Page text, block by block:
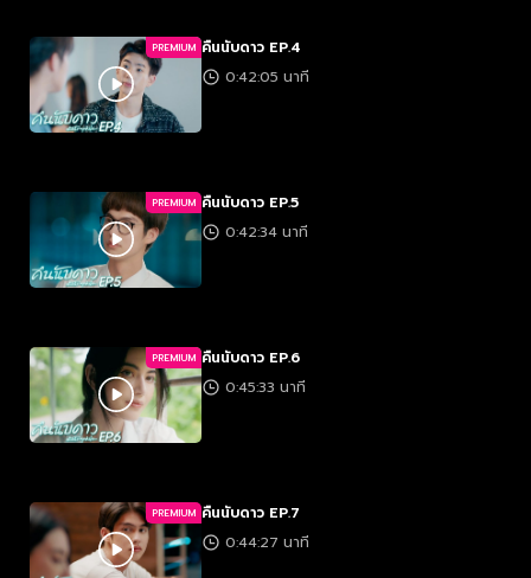
PREMIUM คืนนับดาว EP.4
0:42:05 นาที
PREMIUM คืนนับดาว EP.5
0:42:34 นาที
PREMIUM คืนนับดาว EP.6
0:45:33 นาที
PREMIUM คืนนับดาว EP.7
0:44:27 นาที